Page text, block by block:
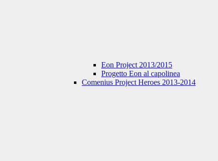
Eon Project 2013/2015
Progetto Eon al capolinea
Comenius Project Heroes 2013-2014